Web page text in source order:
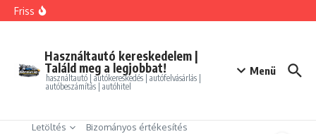
Ugrás a tartalomhoz
Friss
BMW 325i xDrive Coupe
PEUGEOT PARTNER Tepee 1.6 HDi Active
Használtautó kereskedelem |
Találd meg a legjobbat!
használtautó | autókereskedés | autófelvásárlás |
autóbeszámítás | autóhitel
Menü
Letöltés
Bizományos értékesítés